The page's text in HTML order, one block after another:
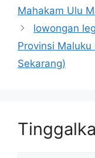
Mahakam Ulu
lowongan
Provinsi
Sekarang)